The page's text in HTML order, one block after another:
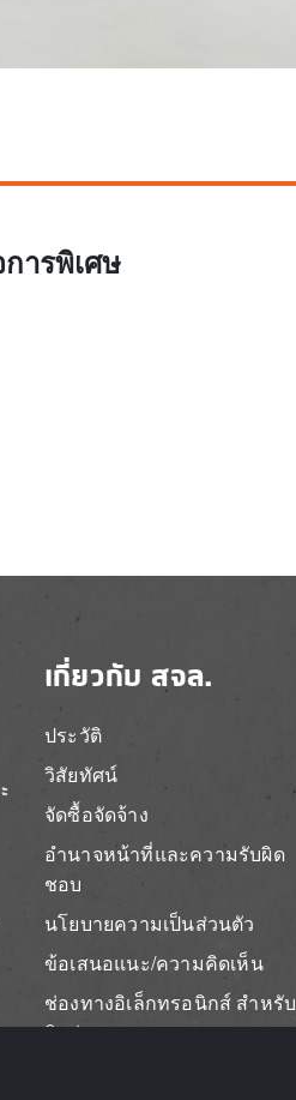
ารพิเศษ
เกี่ยวกับ สจล.
ประวัติ
วิสัยทัศน์
จัดซื้อจัดจ้าง
อำนาจหน้าที่และความรับผิด
ชอบ
นโยบายความเป็นส่วนตัว
ข้อเสนอแนะ/ความคิดเห็น
ช่องทางอิเล็กทรอนิกส์ สำหรับ
ติดต่อ สจล.